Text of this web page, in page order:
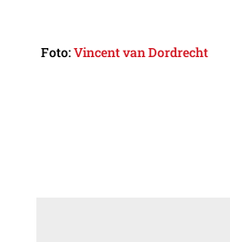
Foto:Vincent van Dordrecht